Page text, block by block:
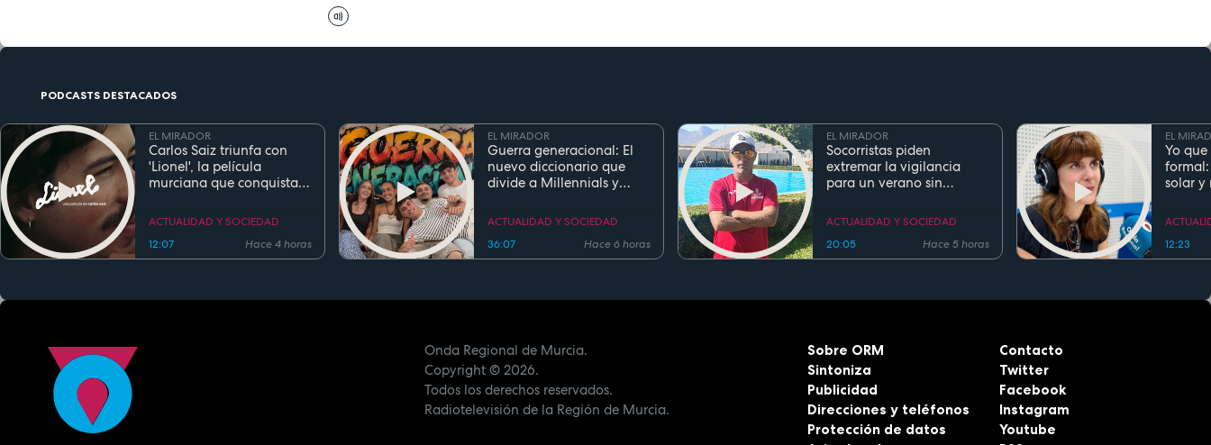
PODCASTS DESTACADOS
EL MIRADOR
Carlos Saiz triunfa con
'Lionel', la película
murciana que conquista
estreno
ACTUALIDAD Y SOCIEDAD
12:07
Hace 4 horas
EL MIRADOR
Guerra generacional: El
nuevo diccionario que
divide a Millennials y
ACTUALIDAD Y SOCIEDAD
36:07
Hace 6 horas
EL MIRADOR
Socorristas piden
extremar la vigilancia
para un verano sin
regla de los 5 segundos
ACTUALIDAD Y SOCIEDAD
20:05
Hace 5 horas
EL
Yo
solar y
12:23
Onda Regional de Murcia.
Copyright© 2026.
Todos los derechos reservados.
Radiotelevisión de la Región de Murcia.
Sobre ORM
Sintoniza
Publicidad
Direcciones y teléfonos
Protección de datos
Contacto
Twitter
Facebook
Instagram
Youtube